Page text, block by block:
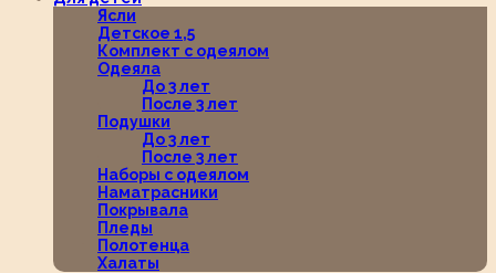
Ясли
Детское 1,5
Комплект с одеялом
Одеяла
До 3 лет
После 3 лет
Подушки
До 3 лет
После 3 лет
Наборы с одеялом
Наматрасники
Покрывала
Пледы
Полотенца
Халаты